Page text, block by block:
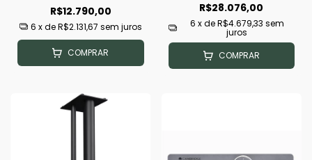
R$12.790,00
6 x deR$2.131,67 sem juros
COMPRAR
R$28.076,00
6 x deR$4.679,33 sem
juros
COMPRAR